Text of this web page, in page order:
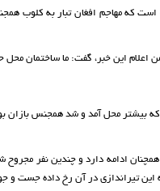
که مهاجم افغان تبار به کلوب
این خبر، گفت: ما ساختمان محل
که بیشتر محل آمد و شد همجنس بازان
ادامه دارد و چندین نفر
تیراندازی در آن رخ داده جست و